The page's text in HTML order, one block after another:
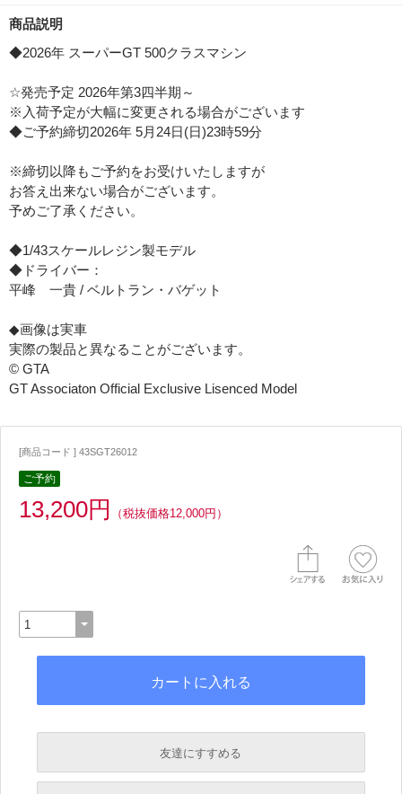
商品説明
◆2026年 スーパーGT 500クラスマシン
☆発売予定 2026年第3四半期～
※入荷予定が大幅に変更される場合がございます
◆ご予約締切2026年 5月24日(日)23時59分
※締切以降もご予約をお受けいたしますが
お答え出来ない場合がございます。
予めご了承ください。
◆1/43スケールレジン製モデル
◆ドライバー：
平峰 一貴 / ベルトラン・バゲット
◆画像は実車
実際の製品と異なることがございます。
© GTA
GT Associaton Official Exclusive Lisenced Model
[商品コード ] 43SGT26012
ご予約
13,200円 （税抜価格12,000円）
友達にすすめる
必須